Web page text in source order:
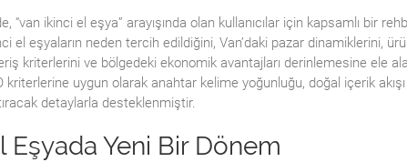
“van ikinci el eşya” arayışında olan kullanıcılar için kapsamlı bir
el eşyaların neden tercih edildiğini, Van’daki pazar dinamiklerini,
kriterlerini ve bölgedeki ekonomik avantajları derinlemesine ele
kriterlerine uygun olarak anahtar kelime yoğunluğu, doğal içerik akışı
detaylarla desteklenmiştir.
Eşyada Yeni Bir Dönem